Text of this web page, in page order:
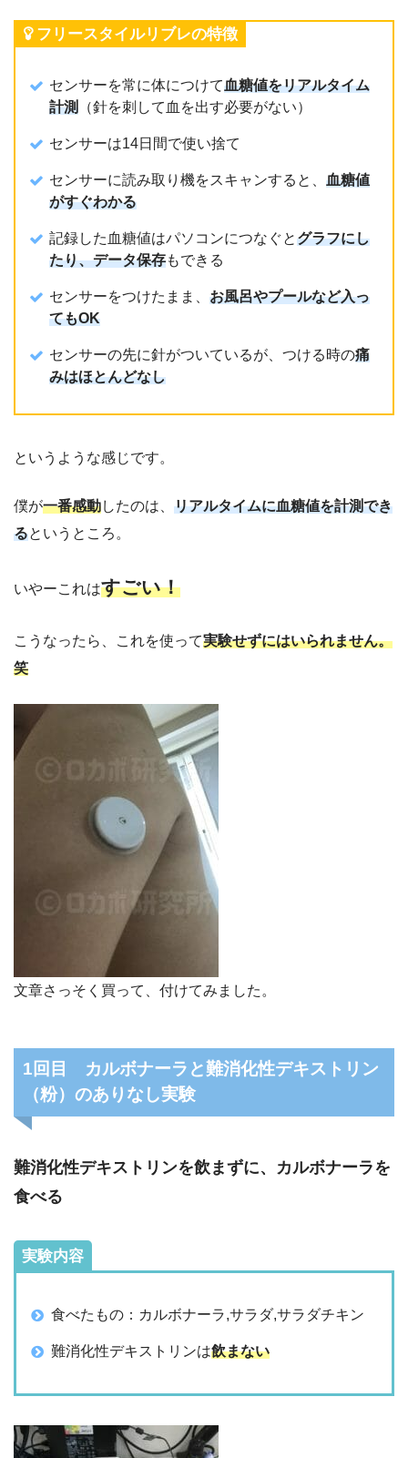
フリースタイルリブレの特徴
センサーを常に体につけて血糖値をリアルタイム
計測
（針を刺して血を出す必要がない）
センサーは14日間で使い捨て
センサーに読み取り機をスキャンすると、血糖値
がすぐわかる
記録した血糖値はパソコンにつなぐとグラフにし
たり、データ保存もできる
センサーをつけたまま、お風呂やプールなど入っ
てもOK
センサーの先に針がついているが、つける時の痛
みはほとんどなし
というような感じです。
僕が一番感動したのは、 リアルタイムに血糖値を計測でき
るというところ。
いやーこれはすごい！
こうなったら、これを使って実験せずにはいられません。
笑
文章さっそく買って、付けてみました。
1回目 カルボナーラと難消化性デキストリン
（粉）のありなし実験
難消化性デキストリンを飲まずに、カルボナーラを
食べる
実験内容
食べたもの：カルボナーラ,サラダ,サラダチキン
難消化性デキストリンは飲まない